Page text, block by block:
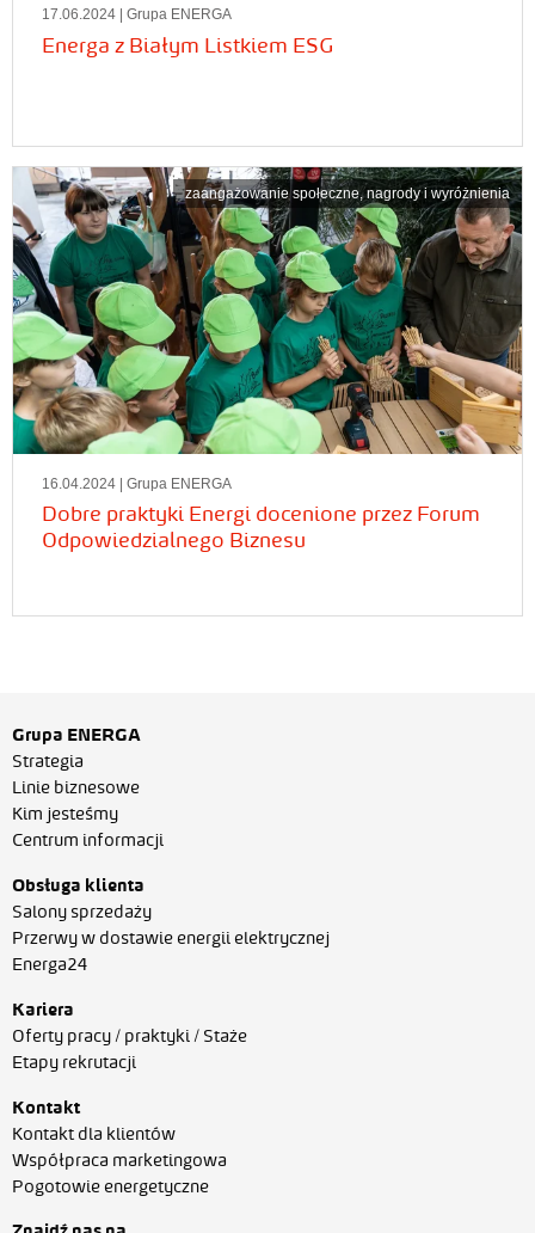
17.06.2024 | Grupa ENERGA
Energa z Białym Listkiem ESG
zaangażowanie społeczne,nagrody i wyróżnienia
16.04.2024 | Grupa ENERGA
Dobre praktyki Energi docenione przez Forum
Odpowiedzialnego Biznesu
Grupa ENERGA
Strategia
Linie biznesowe
Kim jesteśmy
Centrum informacji
Obsługa klienta
Salony sprzedaży
Przerwy w dostawie energii elektrycznej
Energa24
Kariera
Oferty pracy / praktyki / Staże
Etapy rekrutacji
Kontakt
Kontakt dla klientów
Współpraca marketingowa
Pogotowie energetyczne